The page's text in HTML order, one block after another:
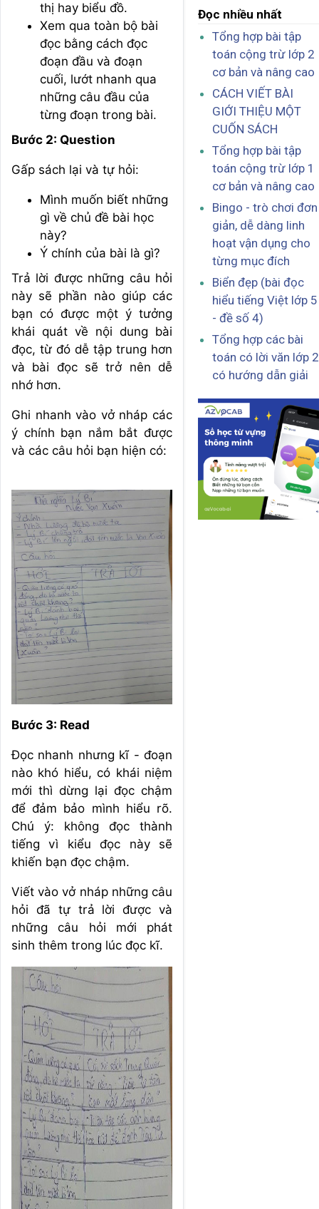
thị hay biểu đồ.
Xem qua toàn bộ bài
đọc bằng cách đọc
đoạn đầu và đoạn
cuối, lướt nhanh qua
những câu đầu của
từng đoạn trong bài.
Bước 2: Question
Gấp sách lại và tự hỏi:
Mình muốn biết những
gì về chủ đề bài học
này?
Ý chính của bài là gì?
Trả lời được những câu hỏi
này sẽ phần nào giúp các
bạn có được một ý tưởng
khái quát về nội dung bài
đọc, từ đó dễ tập trung hơn
và bài đọc sẽ trở nên dễ
nhớ hơn.
Ghi nhanh vào vở nháp các
ý chính bạn nắm bắt được
và các câu hỏi bạn hiện có:
Bước 3: Read
Đọc nhanh nhưng kĩ - đoạn
nào khó hiểu, có khái niệm
mới thì dừng lại đọc chậm
để đảm bảo mình hiểu rõ.
Chú ý: không đọc thành
tiếng vì kiểu đọc này sẽ
khiến bạn đọc chậm.
Viết vào vở nháp những câu
hỏi đã tự trả lời được và
những câu hỏi mới phát
sinh thêm trong lúc đọc kĩ.
Đọc nhiều nhất
Tổng hợp bài tập
toán cộng trừ lớp 2
cơ bản và nâng cao
CÁCH VIẾT BÀI
GIỚI THIỆU MỘT
CUỐN SÁCH
Tổng hợp bài tập
toán cộng trừ lớp 1
cơ bản và nâng cao
Bingo - trò chơi đơn
giản, dễ dàng linh
hoạt vận dụng cho
từng mục đích
Biển đẹp (bài đọc
hiểu tiếng Việt lớp 5
- đề số 4)
Tổng hợp các bài
toán có lời văn lớp 2
có hướng dẫn giải